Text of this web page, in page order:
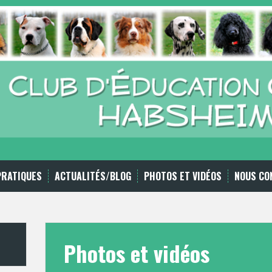
ACTUALITÉS/BLOG PHOTOS ET VIDÉOS NOUS
Photos et vidéos